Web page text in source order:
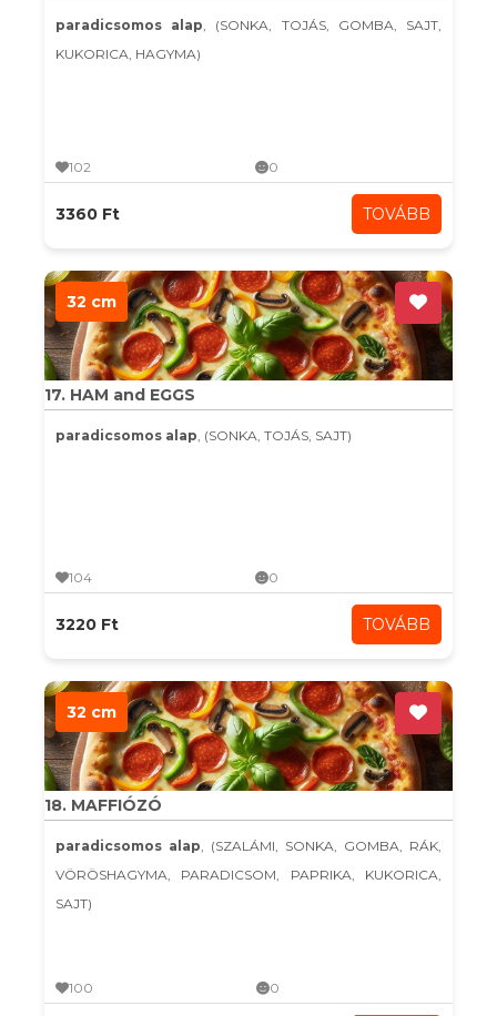
paradicsomos alap, (SONKA, TOJÁS, GOMBA, SAJT,
KUKORICA, HAGYMA)
102 0
3360 Ft TOVÁBB
32 cm
17. HAM and EGGS
paradicsomos alap, (SONKA, TOJÁS, SAJT)
104 0
3220 Ft TOVÁBB
32 cm
18. MAFFIÓZÓ
paradicsomos alap, (SZALÁMI, SONKA, GOMBA, RÁK,
VÖRÖSHAGYMA, PARADICSOM, PAPRIKA, KUKORICA,
SAJT)
100 0